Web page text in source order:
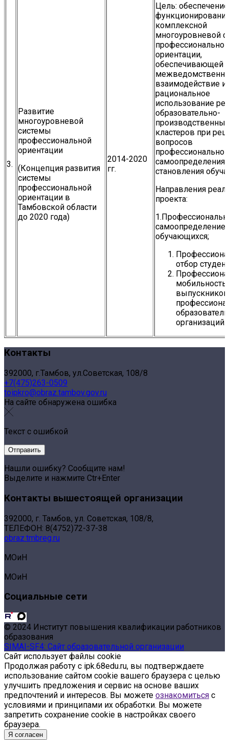
3.
Развитие
многоуровневой
системы
профессиональной
ориентации
(Концепция развития
системы
профессиональной
ориентации в
Тамбовской области
до 2020 года)
2014-2020
гг.
Цель: обеспечение
комплексной
многоуровневой
профессиональной
ориентации,
обеспечивающей
взаимодействие и
рациональное
использование
образовательно-
производственных
кластеров при
вопросов
самоопределения
становления
Направления
проекта:
самоопределение
обучающихся;
отбор
мобильность
выпускников
организаций.
Контакты
392000, г.Тамбов, ул.Советская, 108/8
+7(475)263-0509
toipkro@obraz.tambov.gov.ru
На сайте обнаружена ошибка
Текст с ошибкой
Нашли ошибку? Сообщите нам!
Выделите и нажмите Ctr+Enter
Контакты вышестоящей организации
392000, г. Тамбов, ул. Советская, 108/8,
ТЕЛЕФОН: 8(4752)72-37-38
obraz.tmbreg.ru
МОиН
МОиН
Социальные сети
© 2024 Институт повышения квалификации работников
образования
SIMAI-SF4: Сайт образовательной организации
Сайт использует файлы cookie
Продолжая работу с ipk.68edu.ru, вы подтверждаете
использование сайтом cookie вашего браузера с целью
улучшить предложения и сервис на основе ваших
предпочтений и интересов. Вы можете ознакомиться с
условиями и принципами их обработки. Вы можете
запретить сохранение cookie в настройках своего
браузера.
Я согласен